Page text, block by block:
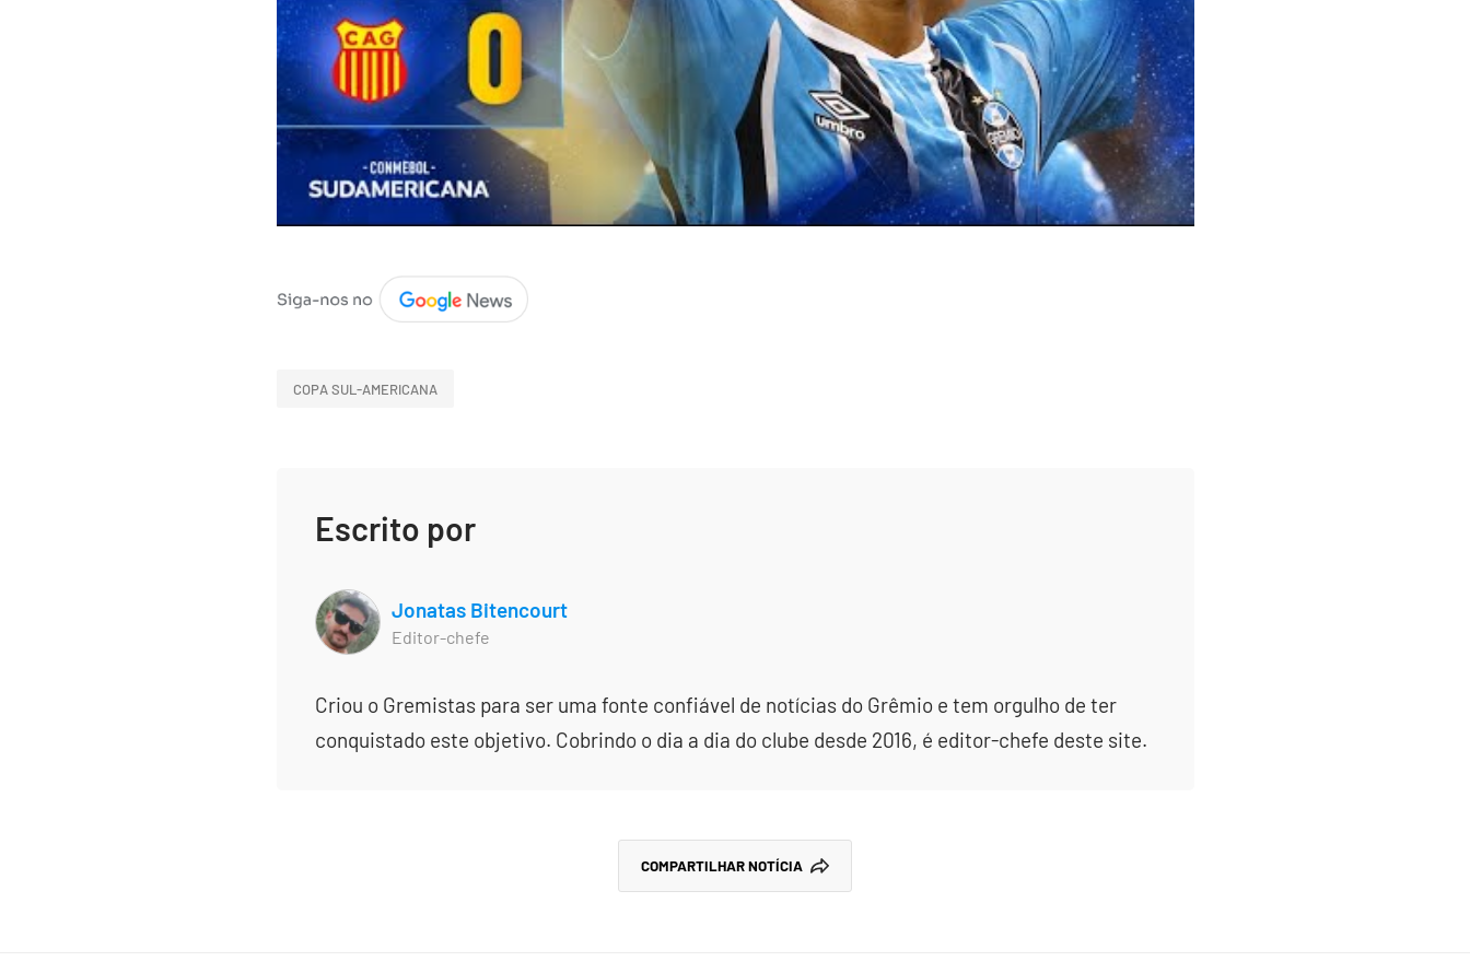
COPA SUL-AMERICANA
Escrito por
Jonatas Bitencourt
Editor-chefe
Criou o Gremistas para ser uma fonte confiável de notícias do Grêmio e tem orgulho de ter
conquistado este objetivo. Cobrindo o dia a dia do clube desde 2016, é editor-chefe deste site.
COMPARTILHAR NOTÍCIA